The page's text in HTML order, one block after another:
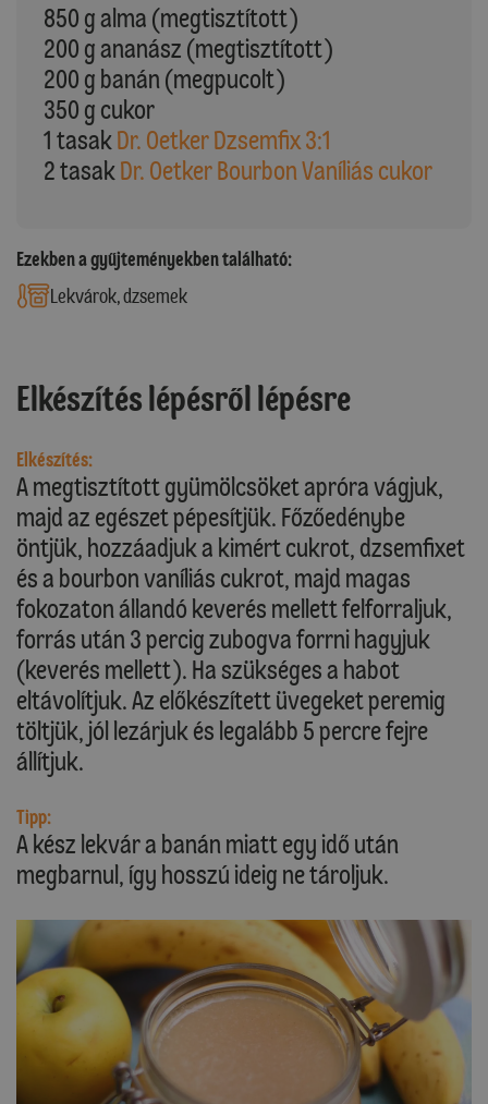
850 g alma (megtisztított)
200 g ananász (megtisztított)
200 g banán (megpucolt)
350 g cukor
1 tasak Dr. Oetker Dzsemfix 3:1
2 tasak Dr. Oetker Bourbon Vaníliás cukor
Ezekben a gyűjteményekben található:
Lekvárok, dzsemek
Elkészítés lépésről lépésre
Elkészítés:
A megtisztított gyümölcsöket apróra vágjuk,
majd az egészet pépesítjük. Főzőedénybe
öntjük, hozzáadjuk a kimért cukrot, dzsemfixet
és a bourbon vaníliás cukrot, majd magas
fokozaton állandó keverés mellett felforraljuk,
forrás után 3 percig zubogva forrni hagyjuk
(keverés mellett). Ha szükséges a habot
eltávolítjuk. Az előkészített üvegeket peremig
töltjük, jól lezárjuk és legalább 5 percre fejre
állítjuk.
Tipp:
A kész lekvár a banán miatt egy idő után
megbarnul, így hosszú ideig ne tároljuk.